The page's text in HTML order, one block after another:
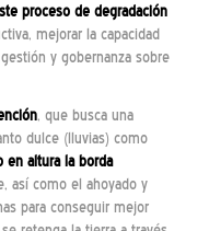
proceso de degradación
mejorar la capacidad
y gobernanza sobre
, que busca una
dulce (lluvias) como
en altura la borda
así como el ahoyado y
para conseguir mejor